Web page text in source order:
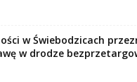
w Świebodzicach
w drodze